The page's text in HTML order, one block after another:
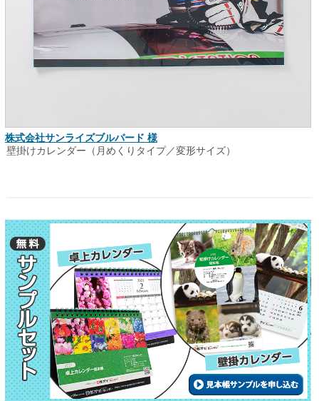
株式会社サンライズブルバード 様
壁掛けカレンダー（月めくりタイプ／変形サイズ）